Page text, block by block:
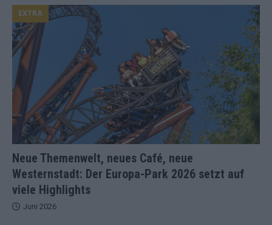
Neue Themenwelt, neues Café, neue
Westernstadt: Der Europa-Park 2026 setzt auf
viele Highlights
EXTRA
Juni 2026